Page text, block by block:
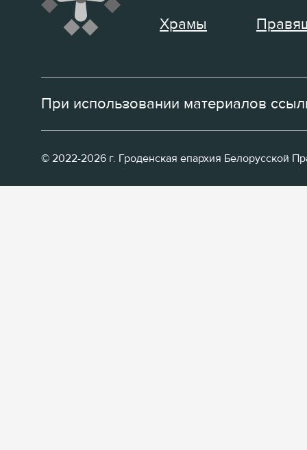
Храмы
При использовании материалов
© 2022-2026 г. Гроденская епархия Белорусской